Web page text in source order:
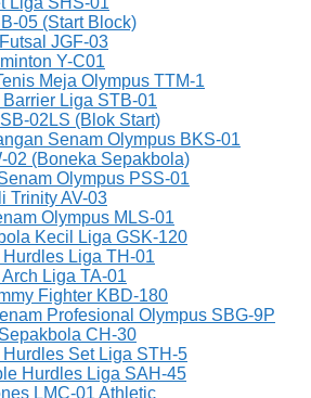
05 (Start Block)
JGF-03
Y-C01
Meja Olympus TTM-1
Liga STB-01
02LS (Blok Start)
Senam Olympus BKS-01
02 (Boneka Sepakbola)
Olympus PSS-01
Trinity AV-03
Olympus MLS-01
Kecil Liga GSK-120
Liga TH-01
Liga TA-01
Fighter KBD-180
Profesional Olympus SBG-9P
CH-30
Set Liga STH-5
Hurdles Liga SAH-45
LMC-01 Athletic